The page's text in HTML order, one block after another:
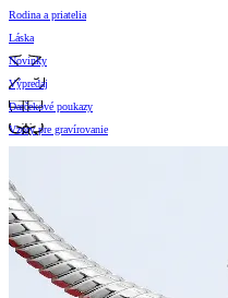
Rodina a priatelia
Láska
Novinky
Výpredaj
Darčekové poukazy
Vzory pre gravírovanie